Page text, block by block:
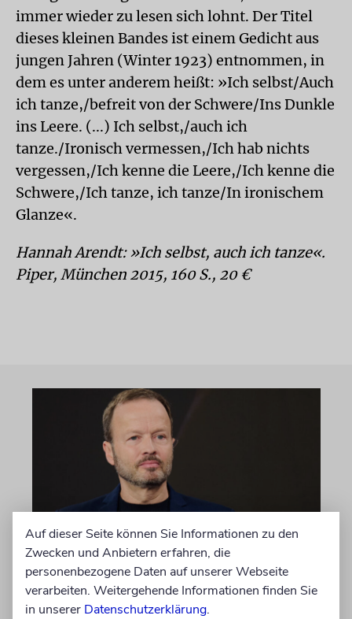
immer wieder zu lesen sich lohnt. Der Titel
dieses kleinen Bandes ist einem Gedicht aus
jungen Jahren (Winter 1923) entnommen, in
dem es unter anderem heißt: »Ich selbst/Auch
ich tanze,/befreit von der Schwere/Ins Dunkle
ins Leere. (...) Ich selbst,/auch ich
tanze./Ironisch vermessen,/Ich hab nichts
vergessen,/Ich kenne die Leere,/Ich kenne die
Schwere,/Ich tanze, ich tanze/In ironischem
Glanze«.
Hannah Arendt: »Ich selbst, auch ich tanze«.
Piper, München 2015, 160 S., 20 €
MEINUNG
Wie Georg Restle die
Glaubwürdigkeit des ÖRR
Auf dieser Seite können Sie Informationen zu den
Zwecken und Anbietern erfahren, die
personenbezogene Daten auf unserer Webseite
verarbeiten. Weitergehende Informationen finden Sie
in unserer Datenschutzerklärung.